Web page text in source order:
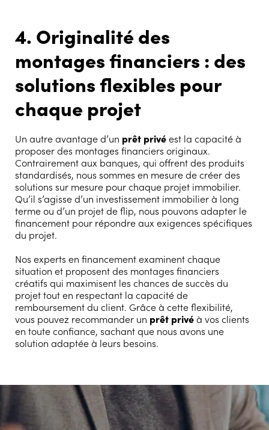
4. Originalité des
montages financiers : des
solutions flexibles pour
chaque projet
Un autre avantage d’un prêt privéest la capacité à
proposer des montages financiers originaux.
Contrairement aux banques, qui offrent des produits
standardisés, nous sommes en mesure de créer des
solutions sur mesure pour chaque projet immobilier.
Qu’il s’agisse d’un investissement immobilier à long
terme ou d’un projet de flip, nous pouvons adapter le
financement pour répondre aux exigences spécifiques
du projet.
Nos experts en financement examinent chaque
situation et proposent des montages financiers
créatifs qui maximisent les chances de succès du
projet tout en respectant la capacité de
remboursement du client. Grâce à cette flexibilité,
vous pouvez recommander un prêt privéà vos clients
en toute confiance, sachant que nous avons une
solution adaptée à leurs besoins.